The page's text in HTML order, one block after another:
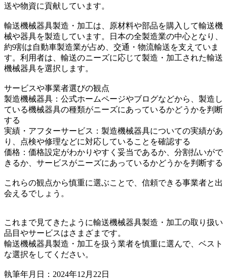
送や物資に貢献しています。
輸送機械器具製造・加工は、原材料や部品を購入して輸送機
械や器具を製造しています。日本の全製造業の中心となり、
約9割は自動車製造業が占め、交通・物流輸送を支えていま
す。利用者は、輸送のニーズに応じて製造・加工された輸送
機械器具を選択します。
サービスや事業者選びの観点
製造機械器具：公式ホームページやブログなどから、製造し
ている機械器具の種類がニーズにあっているかどうかを判断
する
実績・アフターサービス：製造機械器具についての実績があ
り、点検や修理などに対応していることを確認する
価格：価格設定がわかりやすく妥当であるか、分割払いがで
きるか、サービスがニーズにあっているかどうかを判断する
これらの観点から慎重に選ぶことで、信頼できる事業者と出
会えるでしょう。
これまで見てきたように輸送機械器具製造・加工の取り扱い
品目やサービスはさまざまです。
輸送機械器具製造・加工を扱う業者を慎重に選んで、ベスト
な選択をしてください。
執筆年月日：2024年12月22日